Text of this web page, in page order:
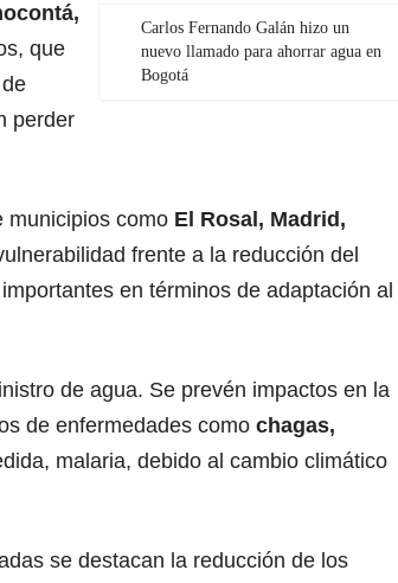
Carlos Fernando Galán hizo un
nuevo llamado para ahorrar agua en
Bogotá
que
perder
municipios como El Rosal, Madrid,
frente a la reducción del
en términos de adaptación al
de agua. Se prevén impactos en la
de enfermedades como chagas,
malaria, debido al cambio climático
se destacan la reducción de los